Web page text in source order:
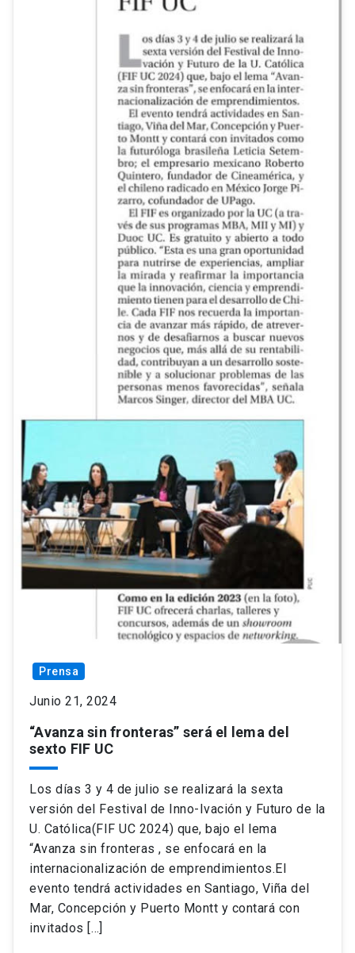
Prensa
Junio 21, 2024
“Avanza sin fronteras” será el lema del
sexto FIF UC
Los días 3 y 4 de julio se realizará la sexta
versión del Festival de Inno-Ivación y Futuro de la
U. Católica(FIF UC 2024) que, bajo el lema
“Avanza sin fronteras , se enfocará en la
internacionalización de emprendimientos.El
evento tendrá actividades en Santiago, Viña del
Mar, Concepción y Puerto Montt y contará con
invitados […]